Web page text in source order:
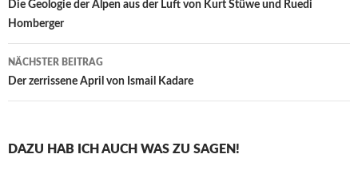
Die Geologie der Alpen aus der Luft von Kurt Stüwe und Ruedi
Homberger
NÄCHSTER BEITRAG
Der zerrissene April von Ismail Kadare
DAZU HAB ICH AUCH WAS ZU SAGEN!